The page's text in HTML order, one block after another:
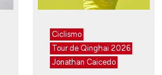
Ciclismo
Tour de Qinghai 2026
Jonathan Caicedo